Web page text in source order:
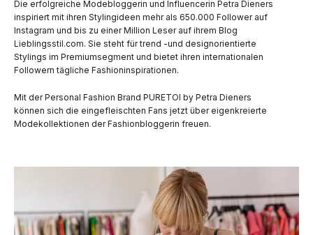
Die erfolgreiche Modebloggerin und Influencerin Petra Dieners
inspiriert mit ihren Stylingideen mehr als 650.000 Follower auf
Instagram und bis zu einer Million Leser auf ihrem Blog
Lieblingsstil.com. Sie steht für trend -und designorientierte
Stylings im Premiumsegment und bietet ihren internationalen
Followern tägliche Fashioninspirationen.
Mit der Personal Fashion Brand PURETOI by Petra Dieners
können sich die eingefleischten Fans jetzt über eigenkreierte
Modekollektionen der Fashionbloggerin freuen.